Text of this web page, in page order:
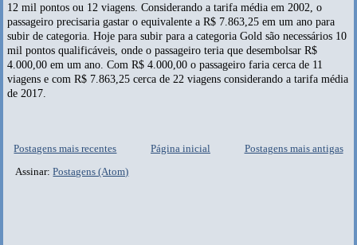
12 mil pontos ou 12 viagens. Considerando a tarifa média em 2002, o
passageiro precisaria gastar o equivalente a R$ 7.863,25 em um ano para
subir de categoria. Hoje para subir para a categoria Gold são necessários 10
mil pontos qualificáveis, onde o passageiro teria que desembolsar R$
4.000,00 em um ano. Com R$ 4.000,00 o passageiro faria cerca de 11
viagens e com R$ 7.863,25 cerca de 22 viagens considerando a tarifa média
de 2017.
Postagens mais recentes Postagens mais antigas
Página inicial
Assinar:Postagens (Atom)